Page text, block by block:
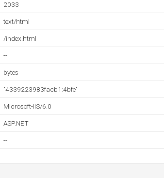
2033
text/html
/index.html
--
bytes
"4339223983facb1:4bfe"
Microsoft-IIS/6.0
ASP.NET
--